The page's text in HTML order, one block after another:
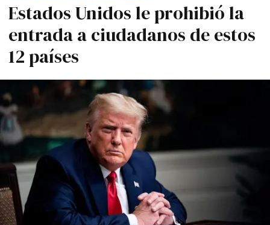
Estados Unidos le prohibió la
entrada a ciudadanos de estos
12 países